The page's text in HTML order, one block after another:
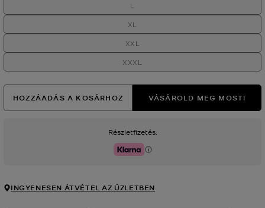
L
XL
XXL
XXXL
HOZZÁADÁS A KOSÁRHOZ VÁSÁROLD MEG MOST!
Részletfizetés:
Klarna
INGYENESEN ÁTVÉTEL AZ ÜZLETBEN